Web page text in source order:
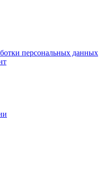
персональных данных